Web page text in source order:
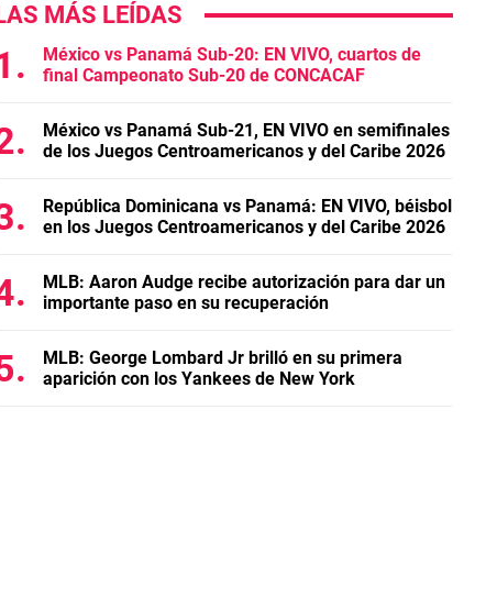
MÁS LEÍDAS
México vs Panamá Sub-20: EN VIVO, cuartos de
final Campeonato Sub-20 de CONCACAF
México vs Panamá Sub-21, EN VIVO en semifinales
de los Juegos Centroamericanos y del Caribe 2026
República Dominicana vs Panamá: EN VIVO, béisbol
en los Juegos Centroamericanos y del Caribe 2026
MLB: Aaron Audge recibe autorización para dar un
importante paso en su recuperación
MLB: George Lombard Jr brilló en su primera
aparición con los Yankees de New York